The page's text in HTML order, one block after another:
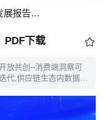
《2026数智供应链全球化发展报告》PDF下载
PDF下载
放共创--消费端洞察可
代;供应链生态内数据、
新商业模式涌现。